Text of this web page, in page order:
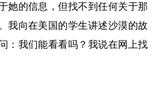
她的信息，但找不到任何关于那
我向在美国的学生讲述沙漠的故
：我们能看看吗？我说在网上找